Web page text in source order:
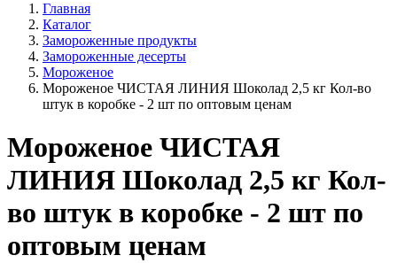
Главная
Каталог
Замороженные продукты
Замороженные десерты
Мороженое
Мороженое ЧИСТАЯ ЛИНИЯ Шоколад 2,5 кг Кол-во
штук в коробке - 2 шт по оптовым ценам
Мороженое ЧИСТАЯ
ЛИНИЯ Шоколад 2,5 кг Кол-
во штук в коробке - 2 шт по
оптовым ценам